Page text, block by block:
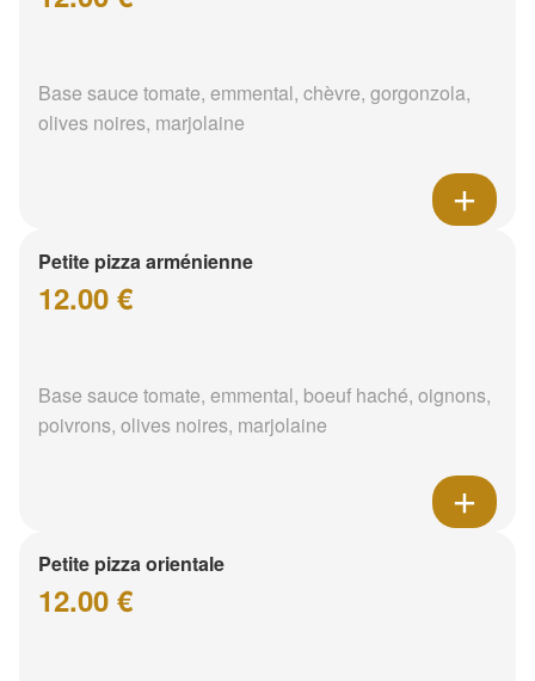
Base sauce tomate, emmental, chèvre, gorgonzola,
olives noires, marjolaine
Petite pizza arménienne
12.00 €
Base sauce tomate, emmental, boeuf haché, oignons,
poivrons, olives noires, marjolaine
Petite pizza orientale
12.00 €